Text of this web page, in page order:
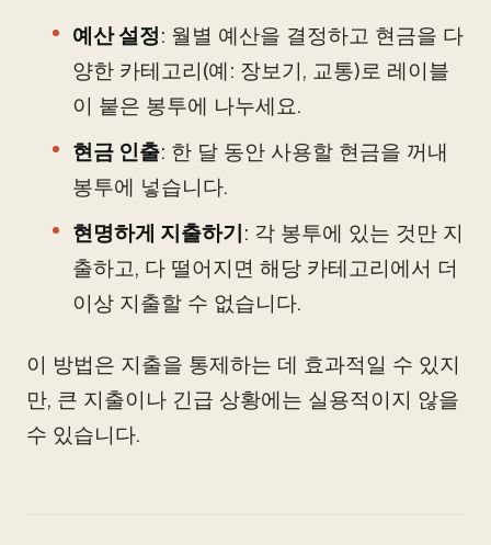
예산 설정: 월별 예산을 결정하고 현금을 다
양한 카테고리(예: 장보기, 교통)로 레이블
이 붙은 봉투에 나누세요.
현금 인출: 한 달 동안 사용할 현금을 꺼내
봉투에 넣습니다.
현명하게 지출하기: 각 봉투에 있는 것만 지
출하고, 다 떨어지면 해당 카테고리에서 더
이상 지출할 수 없습니다.
이 방법은 지출을 통제하는 데 효과적일 수 있지
만, 큰 지출이나 긴급 상황에는 실용적이지 않을
수 있습니다.